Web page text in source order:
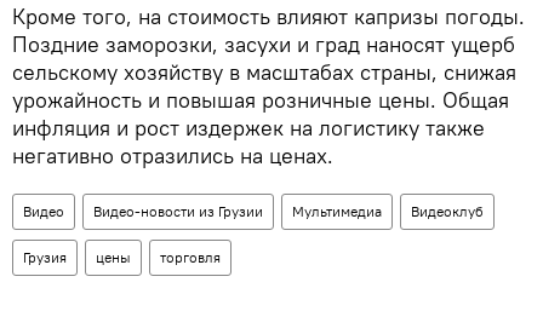
Кроме того, на стоимость влияют капризы погоды.
Поздние заморозки, засухи и град наносят ущерб
сельскому хозяйству в масштабах страны, снижая
урожайность и повышая розничные цены. Общая
инфляция и рост издержек на логистику также
негативно отразились на ценах.
Видео Видео-новости из Грузии Мультимедиа Видеоклуб
Грузия цены торговля